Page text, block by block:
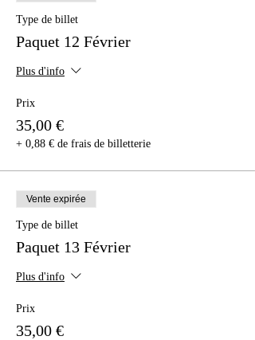
Type de billet
Paquet 12 Février
Plus d'info
Prix
35,00 €
+ 0,88 € de frais de billetterie
Vente expirée
Type de billet
Paquet 13 Février
Plus d'info
Prix
35,00 €